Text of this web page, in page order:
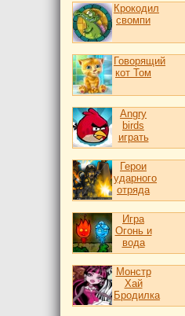
Крокодил
свомпи
Говорящий
кот Том
Angry
birds
играть
Герои
ударного
отряда
Игра
Огонь и
вода
Монстр
Хай
Бродилка